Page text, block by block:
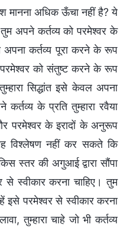
मानना अधिक ऊँचा नहीं है? ये
तुम अपने कर्तव्य को परमेश्वर के
कर्तव्य पूरा करने के रूप
को संतुष्ट करने के रूप
सिद्धांत इसे केवल अपना
कर्तव्य के प्रति तुम्हारा रवैया
परमेश्वर के इरादों के अनुरूप
विश्लेषण नहीं कर सकते कि
स्तर की अगुआई द्वारा सौंपा
स्वीकार करना चाहिए। तुम
परमेश्वर से स्वीकार करना
तुम्हारा चाहे जो भी कर्तव्य